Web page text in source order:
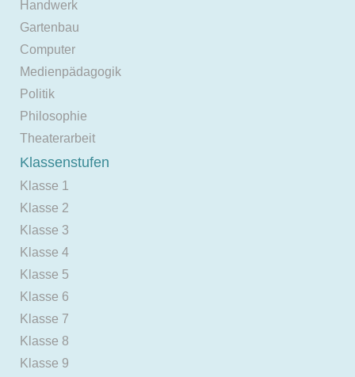
Handwerk
Gartenbau
Computer
Medienpädagogik
Politik
Philosophie
Theaterarbeit
Klassenstufen
Klasse 1
Klasse 2
Klasse 3
Klasse 4
Klasse 5
Klasse 6
Klasse 7
Klasse 8
Klasse 9